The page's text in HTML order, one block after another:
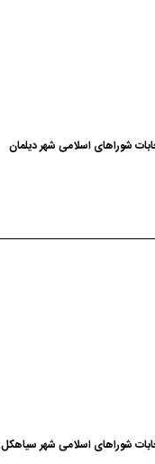
شوراهای اسلامی شهر دیلمان
شوراهای اسلامی شهر سیاهکل